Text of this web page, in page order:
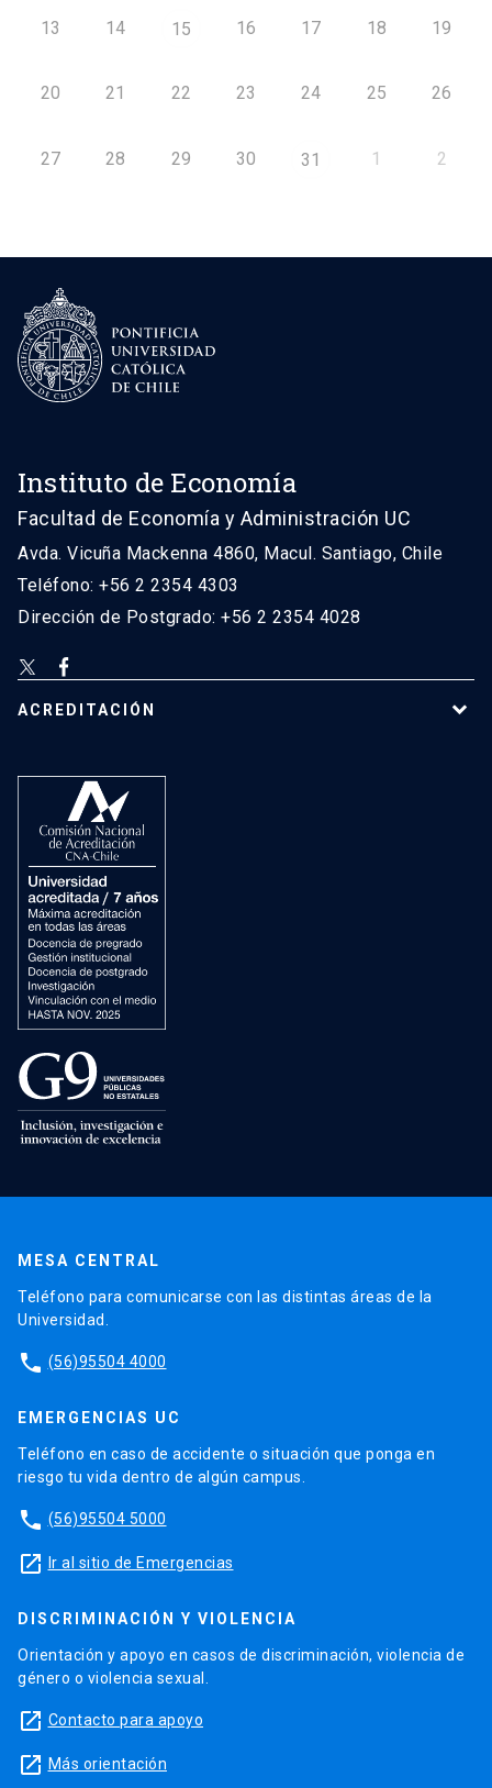
13 14 15 16 17 18 19
20 21 22 23 24 25 26
27 28 29 30 31 1 2
Instituto de Economía
Facultad de Economía y Administración UC
Avda. Vicuña Mackenna 4860, Macul. Santiago, Chile
Teléfono: +56 2 2354 4303
Dirección de Postgrado: +56 2 2354 4028
ACREDITACIÓN
MESA CENTRAL
Teléfono para comunicarse con las distintas áreas de la
Universidad.
phone (56)95504 4000
EMERGENCIAS UC
Teléfono en caso de accidente o situación que ponga en
riesgo tu vida dentro de algún campus.
phone (56)95504 5000
launch Ir al sitio de Emergencias
DISCRIMINACIÓN Y VIOLENCIA
Orientación y apoyo en casos de discriminación, violencia de
género o violencia sexual.
launch Contacto para apoyo
launch Más orientación